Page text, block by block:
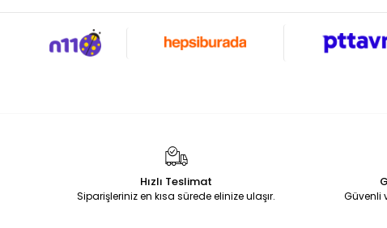
Hızlı Teslimat
Siparişleriniz en kısa sürede elinize ulaşır. Güvenli